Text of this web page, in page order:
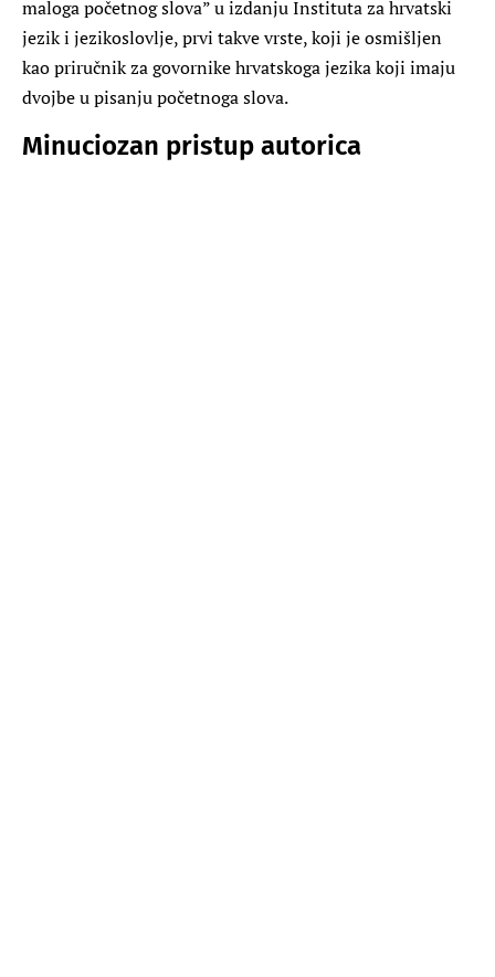
maloga početnog slova” u izdanju Instituta za hrvatski
jezik i jezikoslovlje, prvi takve vrste, koji je osmišljen
kao priručnik za govornike hrvatskoga jezika koji imaju
dvojbe u pisanju početnoga slova.
Minuciozan pristup autorica